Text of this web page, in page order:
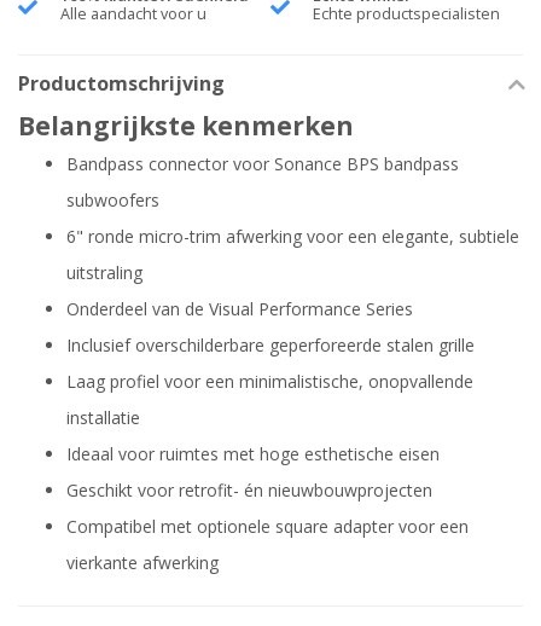
Alle aandacht voor u Echte productspecialisten
Productomschrijving
Belangrijkste kenmerken
Bandpass connector voor Sonance BPS bandpass
subwoofers
6" ronde micro-trim afwerking voor een elegante, subtiele
uitstraling
Onderdeel van de Visual Performance Series
Inclusief overschilderbare geperforeerde stalen grille
Laag profiel voor een minimalistische, onopvallende
installatie
Ideaal voor ruimtes met hoge esthetische eisen
Geschikt voor retrofit- én nieuwbouwprojecten
Compatibel met optionele square adapter voor een
vierkante afwerking